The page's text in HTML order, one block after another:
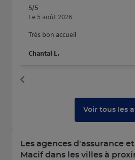
5/5
Le 5 août 2026
Très bon accueil
Chantal L.
Voir tous les
Les agences d'assurance
Macif dans les villes à